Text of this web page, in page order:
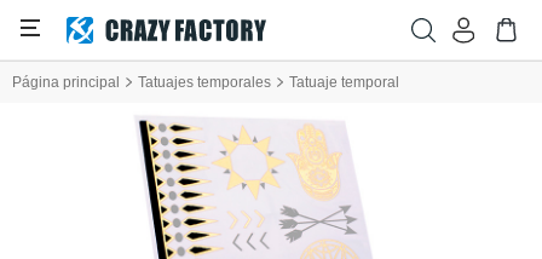
Página principal Tatuajes temporales Tatuaje temporal